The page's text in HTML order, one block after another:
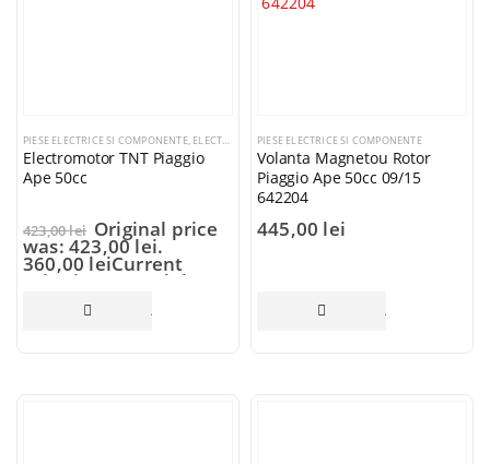
PIESE ELECTRICE SI COMPONENTE, ELECTROMOTOARE SI COMPONENTE
Electromotor TNT Piaggio
Ape 50cc
423,00lei Original price
was: 423,00 lei.
360,00 leiCurrent
price is: 360,00 lei.
ADAUGĂ ÎN COȘ
PIESE ELECTRICE SI COMPONENTE
Volanta Magnetou Rotor
Piaggio Ape 50cc 09/15
642204
445,00 lei
ADAUGĂ ÎN COȘ